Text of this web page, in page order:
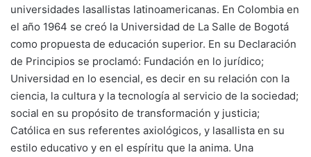
universidades lasallistas latinoamericanas. En Colombia en
el año 1964 se creó la Universidad de La Salle de Bogotá
como propuesta de educación superior. En su Declaración
de Principios se proclamó: Fundación en lo jurídico;
Universidad en lo esencial, es decir en su relación con la
ciencia, la cultura y la tecnología al servicio de la sociedad;
social en su propósito de transformación y justicia;
Católica en sus referentes axiológicos, y lasallista en su
estilo educativo y en el espíritu que la anima. Una